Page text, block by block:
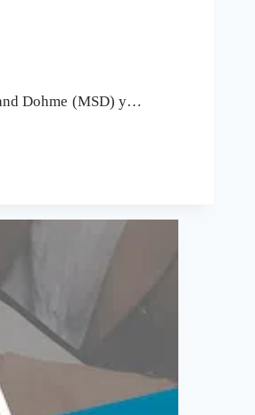
Dohme (MSD) y…